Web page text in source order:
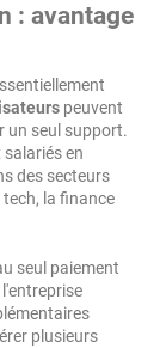
: avantage
peuvent
un seul support.
en
des secteurs
la finance
seul paiement
plusieurs